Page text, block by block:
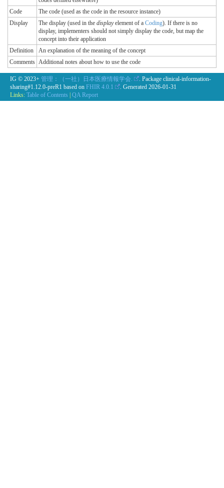
Code
The code (used as the code in the resource instance)
Display
The display (used in the displayelement of a Coding). If there is no
display, implementers should not simply display the code, but map the
concept into their application
Definition
An explanation of the meaning of the concept
Comments Additional notes about how to use the code
IG © 2023+ 管理：（一社）日本医療情報学会.
. Package clinical-information-
sharing#1.12.0-preR1 based on FHIR 4.0.1 . Generated 2026-01-31
Links: Table of Contents QA Report